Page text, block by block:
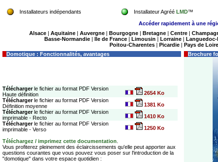
Installateurs indépendants Installateur Agréé LMD™
Accéder rapidement à une
Alsace | Aquitaine | Auvergne | Bourgogne | Bretagne | Centre |
Basse-Normandie | Ile de France | Limousin | Lorraine |
Poitou-Charentes| Picardie| Pays de Loire
Domotique : Fonctionnalités, avantages
Brochure
Téléchargerle fichier au format PDF Version
Haute définition
2654 Ko
Téléchargerle fichier au format PDF Version
Définition moyenne
1381 Ko
Téléchargerle fichier au format PDF Version
imprimable - Recto
1410 Ko
Téléchargerle fichier au format PDF Version
imprimable - Verso
1250 Ko
Téléchargez / imprimez cette documentation
Vous profiterez pleinement des éclaircissements qu'elle peut apporter aux
questions courantes que vous pouvez vous poser sur l'introduction de la
"domotique" dans votre espace quotidien :